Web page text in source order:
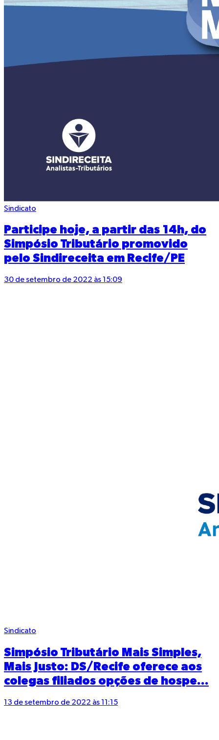
Sindicato
Participe hoje, a partir das 14h, do
Simpósio Tributário promovido
pelo Sindireceita em Recife/PE
30 de setembro de 2022 às 15:09
Sindicato
Simpósio Tributário Mais Simples,
Mais Justo: DS/Recife oferece aos
colegas filiados opções de hospe...
13 de setembro de 2022 às 11:15